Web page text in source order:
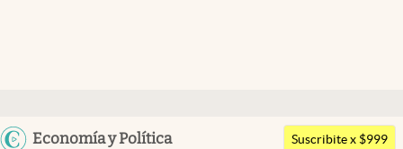
Argentina
Economía y Política
Members Suscribite x $999